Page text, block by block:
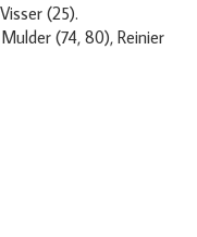
(25).
(74, 80), Reinier